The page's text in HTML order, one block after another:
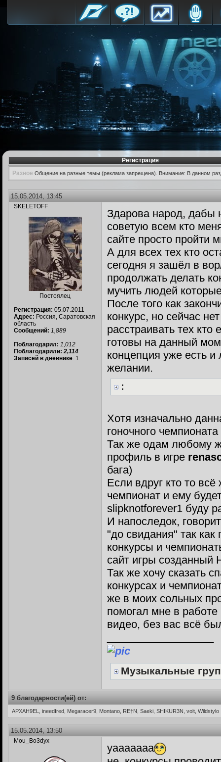
Регистрация
Разное Общение на разные темы (реклама запрещена). Внимание: В данном
15.05.2014, 13:45
SKELETOFF
Постоялец
Регистрация: 05.07.2011
Адрес: Россия, Саратовская
область
Сообщений: 1,889
Поблагодарил: 1,012
Поблагодарили: 2,114
Записей в дневнике: 1
Здарова народ, дабы
советую всем кто
сайте просто пройти
А для всех тех кто
сегодня я зашёл в
продолжать делать
мучить людей
После того как
конкурс, но сейчас
расстраивать тех
готовы на данный
концепция уже есть
желании.
:
Хотя изначально
гоночного
Так же одам любому
профиль в игре
бага)
Если вдруг кто то
чемпионат и ему
slipknotforever1 буду
И напоследок,
"до свидания" так
конкурсы и
сайт игры созданный
Так же хочу сказать
конкурсах и
же в моих сольных
помогал мне в
видео, без вас всё
Музыкальные
9 благодарности(ей) от:
APXAH9EL, ineedfred, Megaracer9, Montano, RE†N, Saeki, SHIKUR3N, volt, Wildstylo
15.05.2014, 13:50
Mou_Bo3dyx
уааааааа